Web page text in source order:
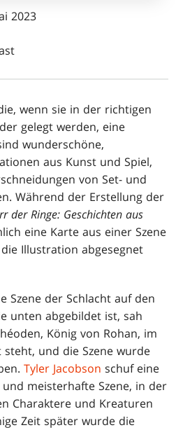
2023
wenn sie in der richtigen
gelegt werden, eine
wunderschöne,
aus Kunst und Spiel,
von Set- und
Während der Erstellung der
der Ringe: Geschichten aus
eine Karte aus einer Szene
Illustration abgesegnet
Szene der Schlacht auf den
unten abgebildet ist, sah
König von Rohan, im
und die Szene wurde
Tyler Jacobson schuf eine
meisterhafte Szene, in der
Charaktere und Kreaturen
Zeit später wurde die